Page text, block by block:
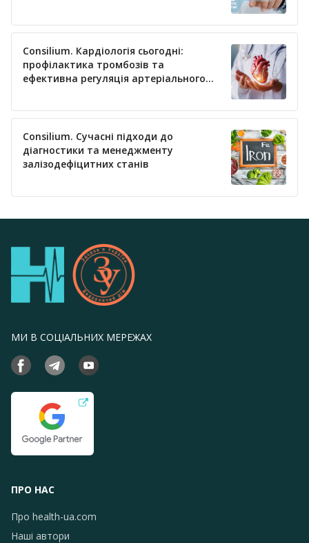
Consilium. Кардіологія сьогодні:
профілактика тромбозів та
ефективна регуляція артеріального
Consilium. Сучасні підходи до
діагностики та менеджменту
залізодефіцитних станів
МИ В СОЦІАЛЬНИХ МЕРЕЖАХ
ПРО НАС
Про health-ua.com
Наші автори